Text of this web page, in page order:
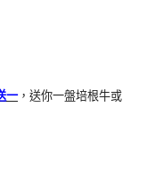
一，送你一盤培根牛或